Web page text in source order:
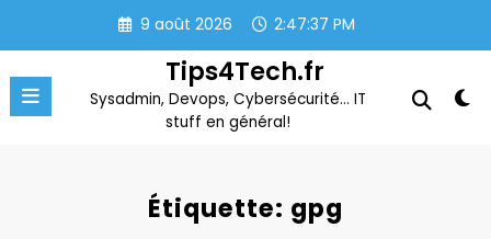
contenu
9 août 2026 2:47:37 PM
Tips4Tech.fr
Sysadmin, Devops, Cybersécurité… IT
stuff en général!
Étiquette: gpg